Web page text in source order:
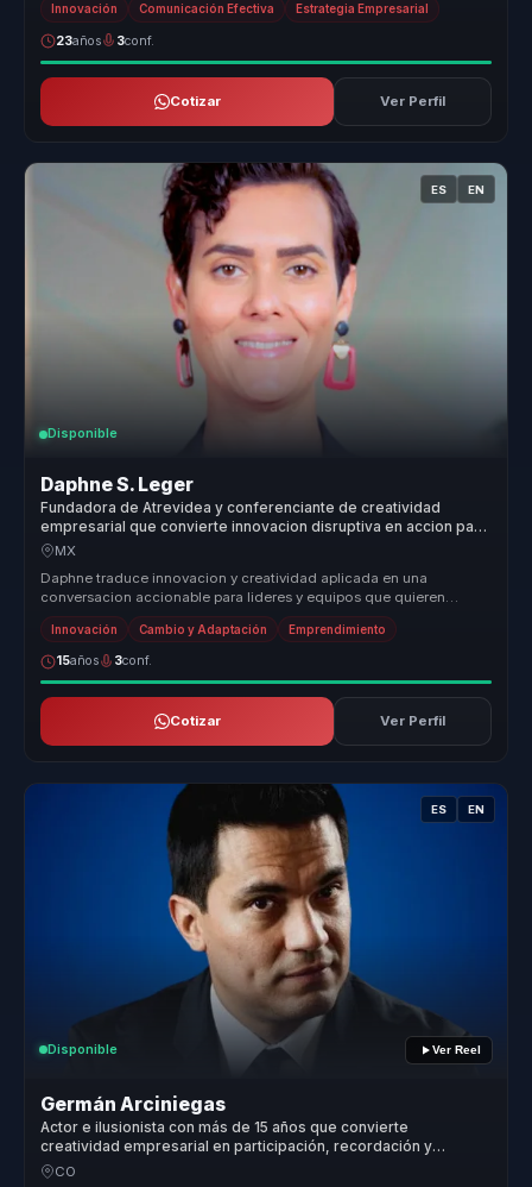
Innovación Comunicación Efectiva Estrategia Empresarial
23años 3conf.
Cotizar Ver Perfil
ES EN
Disponible
Daphne S. Leger
Fundadora de Atrevidea y conferenciante de creatividad
empresarial que convierte innovacion disruptiva en accion para
lideres y equipos.
MX
Daphne traduce innovacion y creatividad aplicada en una
conversacion accionable para lideres y equipos que quieren
impulsar cambio, nueva...
Innovación Cambio y Adaptación Emprendimiento
15años 3conf.
Cotizar Ver Perfil
ES EN
Disponible Ver Reel
Germán Arciniegas
Actor e ilusionista con más de 15 años que convierte
creatividad empresarial en participación, recordación y
colaboración para equipos.
CO